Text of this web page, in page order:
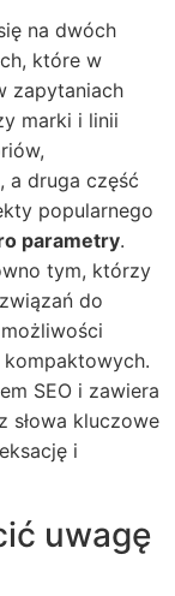
na dwóch
które w
zapytaniach
marki i linii
, a druga część
popularnego
parametry.
tym, którzy
do
SEO i zawiera
słowa kluczowe
i
uwagę